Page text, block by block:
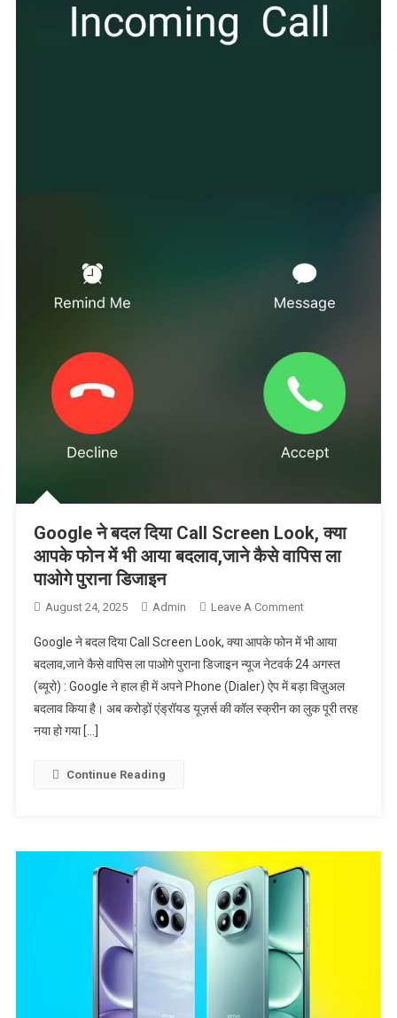
Google ने बदल दिया Call Screen Look, क्या
आपके फोन में भी आया बदलाव,जाने कैसे वापिस ला
पाओगे पुराना डिजाइन
August 24, 2025 Admin Leave A CommentOn Google ने
Screen Look,
क्या आपके फोन में
भी आया
बदलाव,जाने कैसे
Google ने बदल दिया Call Screen Look, क्या आपके फोन में भी आया
बदलाव,जाने कैसे वापिस ला पाओगे पुराना डिजाइन न्यूज नेटवर्क 24 अगस्त
(ब्यूरो) : Google ने हाल ही में अपने Phone (Dialer) ऐप में बड़ा विज़ुअल
बदलाव किया है। अब करोड़ों एंड्रॉयड यूज़र्स की कॉल स्क्रीन का लुक पूरी तरह
नया हो गया […]
Continue Reading